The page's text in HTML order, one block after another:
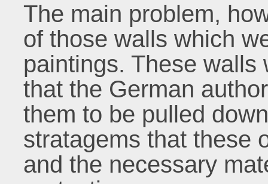
The main problem,
of those walls which
paintings. These walls
that the German
them to be pulled
stratagems that these
and the necessary